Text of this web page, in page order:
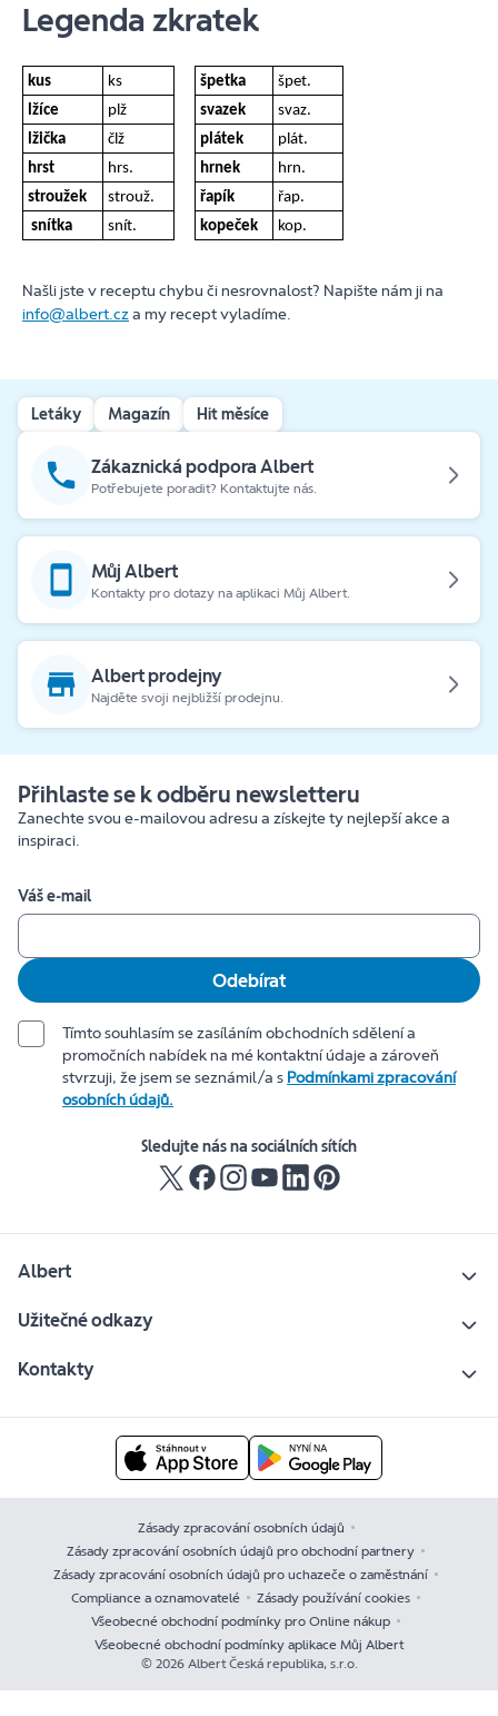
Legenda zkratek
kus ks špetka
špet.
lžíce
plž svazek
svaz.
lžička
člž plátek
plát.
hrst
hrs. hrnek
hrn.
stroužek
strouž. řapík
řap.
snítka
snít. kopeček kop.
Našli jste v receptu chybu či nesrovnalost? Napište nám ji na
info@albert.cza my recept vyladíme.
Letáky Magazín Hit měsíce
Zákaznická podpora Albert
Potřebujete poradit? Kontaktujte nás.
Můj Albert
Kontakty pro dotazy na aplikaci Můj Albert.
Albert prodejny
Najděte svoji nejbližší prodejnu.
Přihlaste se k odběru newsletteru
Zanechte svou e-mailovou adresu a získejte ty nejlepší akce a
inspiraci.
Váš e-mail
Odebírat
Tímto souhlasím se zasíláním obchodních sdělení a
promočních nabídek na mé kontaktní údaje a zároveň
stvrzuji, že jsem se seznámil/a s Podmínkami zpracování
osobních údajů.
Sledujte nás na sociálních sítích
Albert
Užitečné odkazy
Kontakty
Zásady zpracování osobních údajů
Zásady zpracování osobních údajů pro obchodní partnery
Zásady zpracování osobních údajů pro uchazeče o zaměstnání
Compliance a oznamovatelé
Zásady používání cookies
Všeobecné obchodní podmínky pro Online nákup
Všeobecné obchodní podmínky aplikace Můj Albert
© 2026 Albert Česká republika, s.r.o.